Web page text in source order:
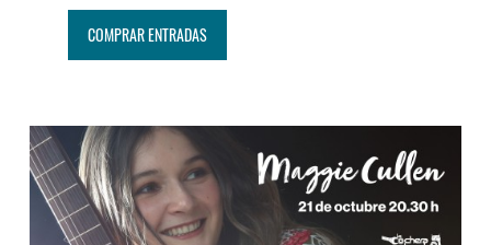
COMPRAR ENTRADAS